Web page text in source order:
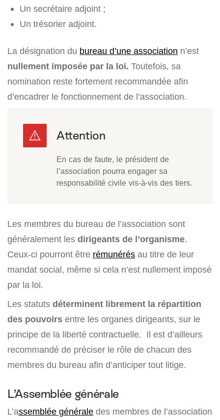
Un secrétaire adjoint ;
Un trésorier adjoint.
La désignation du bureau d’une association n’est
nullement imposée par la loi. Toutefois, sa
nomination reste fortement recommandée afin
d’encadrer le fonctionnement de l’association.
En cas de faute, le président de
l’association pourra engager sa
responsabilité civile vis-à-vis des tiers.
Les membres du bureau de l’association sont
généralement les dirigeants de l’organisme.
Ceux-ci pourront être rémunérés au titre de leur
mandat social, même si cela n’est nullement imposé
par la loi.
Les statuts déterminent librement la répartition
des pouvoirs entre les organes dirigeants, sur le
principe de la liberté contractuelle. Il est d’ailleurs
recommandé de préciser le rôle de chacun des
membres du bureau afin d’anticiper tout litige.
L’Assemblée générale
L’assemblée générale des membres de l’association